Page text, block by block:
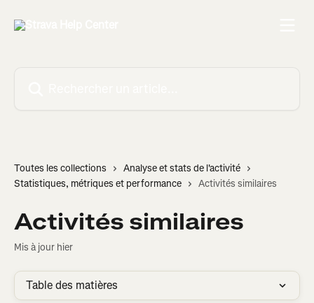
Toutes les collections
Analyse et stats de l'activité
Statistiques, métriques et performance
Activités similaires
Activités similaires
Mis à jour hier
Table des matières